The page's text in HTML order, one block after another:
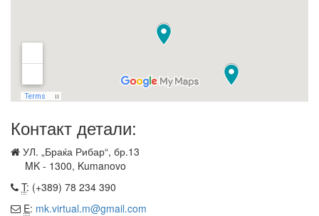
Контакт детали:
УЛ. „Браќа Рибар“, бр.13
MK - 1300, Kumanovo
T: (+389) 78 234 390
E: mk.virtual.m@gmail.com